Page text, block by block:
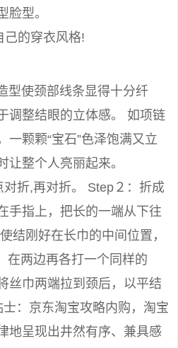
脸型。
己的穿衣风格!
型使颈部线条显得十分纤
调整结眼的立体感。 如项链
一颗颗“宝石”色泽饱满又立
让整个人亮丽起来。
折,再对折。 Step２：折成
手指上，把长的一端从下往
结刚好在长巾的中间位置，
在两边再各打一个同样的
丝巾两端拉到颈后，以平结
：京东淘宝攻略内购，淘宝
地呈现出井然有序、兼具感